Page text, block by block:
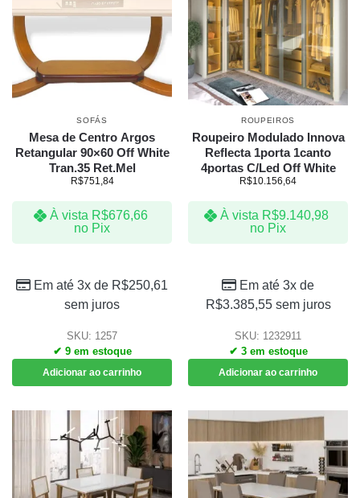
SOFÁS
Mesa de Centro Argos
Retangular 90×60 Off White
Tran.35 Ret.Mel
R$751,84
À vista R$676,66
no Pix
Em até 3x de R$250,61
sem juros
SKU: 1257
✔ 9 em estoque
Adicionar ao carrinho
ROUPEIROS
Roupeiro Modulado Innova
Reflecta 1porta 1canto
4portas C/Led Off White
R$10.156,64
À vista R$9.140,98
no Pix
Em até 3x de
R$3.385,55sem juros
SKU: 1232911
✔ 3 em estoque
Adicionar ao carrinho